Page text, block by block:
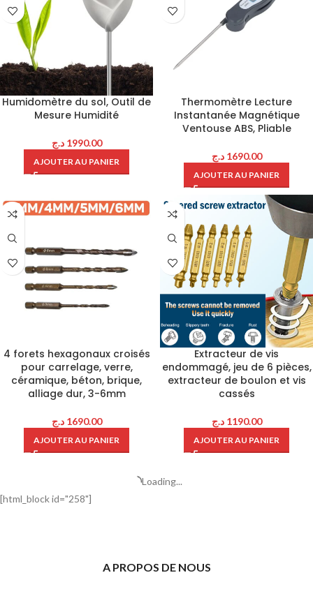
Humidomètre du sol, Outil de
Mesure Humidité
1990.00 د.ج
AJOUTER AU PANIER
Thermomètre Lecture
Instantanée Magnétique
Ventouse ABS, Pliable
1690.00 د.ج
AJOUTER AU PANIER
4 forets hexagonaux croisés
pour carrelage, verre,
céramique, béton, brique,
alliage dur, 3-6mm
1690.00 د.ج
AJOUTER AU PANIER
Extracteur de vis
endommagé, jeu de 6 pièces,
extracteur de boulon et vis
cassés
1190.00 د.ج
AJOUTER AU PANIER
Loading...
[html_block id="258"]
A PROPOS DE NOUS